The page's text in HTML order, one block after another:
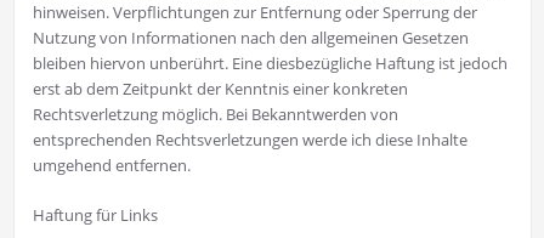
hinweisen. Verpflichtungen zur Entfernung oder Sperrung der
Nutzung von Informationen nach den allgemeinen Gesetzen
bleiben hiervon unberührt. Eine diesbezügliche Haftung ist jedoch
erst ab dem Zeitpunkt der Kenntnis einer konkreten
Rechtsverletzung möglich. Bei Bekanntwerden von
entsprechenden Rechtsverletzungen werde ich diese Inhalte
umgehend entfernen.
Haftung für Links